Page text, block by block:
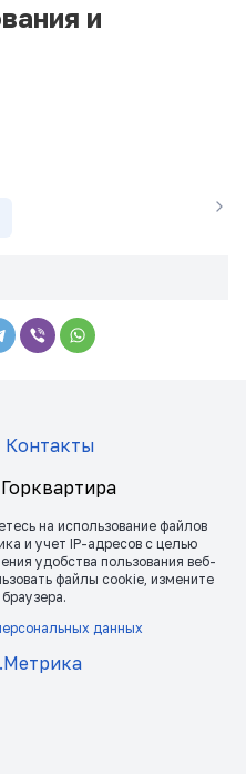
и
Контакты
на использование файлов
и учет IP-адресов с целью
удобства пользования веб-
файлы сookie, измените
данных